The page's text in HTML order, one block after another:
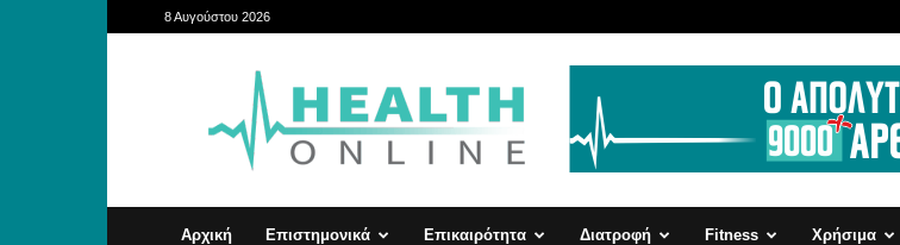
8 Αυγούστου 2026
HealthOnline
Αρχική Επιστημονικά Επικαιρότητα Διατροφή Fitness Χρήσιμα